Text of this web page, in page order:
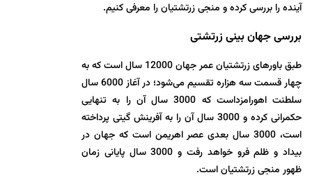
آینده را بررسی کرده و منجی زرتشتیان را معرفی کنیم.
بررسی جهان بینی زرتشتی
طبق باورهای زرتشتیان عمر جهان 12000 سال است که به
چهار قسمت سه هزاره تقسیم می‌شود؛ در آغاز 6000 سال
سلطنت اهورامزداست که 3000 سال آن را به تنهایی
حکمرانی کرده و 3000 سال آن را به آفرینش گیتی پرداخته
است، 3000 سال بعدی عصر اهریمن است که جهان در
بیداد و ظلم فرو خواهد رفت و 3000 سال پایانی زمان
ظهور منجی زرتشتیان است.